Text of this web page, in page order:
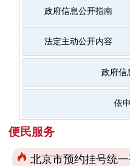
政府信息公开指南
法定主动公开内容
政府信
依
便民服务
北京市预约挂号统